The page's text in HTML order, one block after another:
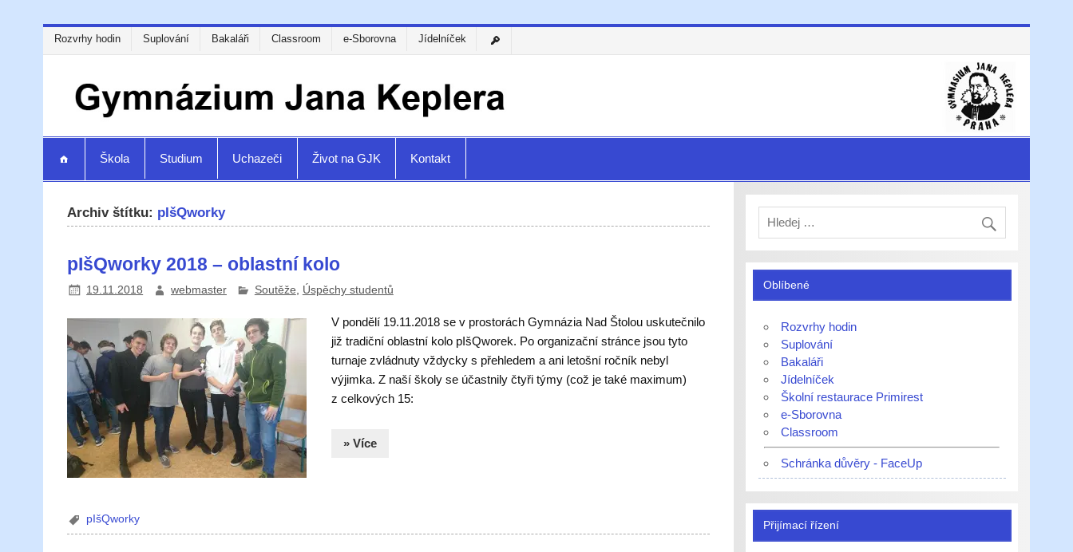
Rozvrhy hodin Suplování Bakaláři Classroom e-Sborovna Jídelníček
Škola Studium Uchazeči Život na GJK Kontakt
Archiv štítku: pIšQworky
pIšQworky 2018 – oblastní kolo
19.11.2018 webmaster Soutěže Úspěchy studentů
V pondělí 19.11.2018 se v prostorách Gymnázia Nad Štolou uskutečnilo
již tradiční oblastní kolo pIšQworek. Po organizační stránce jsou tyto
turnaje zvládnuty vždycky s přehledem a ani letošní ročník nebyl
výjimka. Z naší školy se účastnily čtyři týmy (což je také maximum)
z celkových 15:
» Více
pIšQworky
Oblíbené
Rozvrhy hodin
Suplování
Bakaláři
Jídelníček
Školní restaurace Primirest
e-Sborovna
Classroom
Schránka důvěry - FaceUp
Přijímací řízení